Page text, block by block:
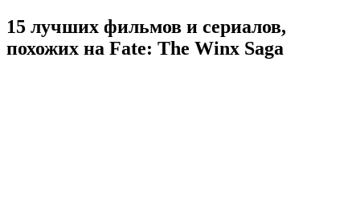
15 лучших фильмов и сериалов,
похожих на Fate: The Winx Saga